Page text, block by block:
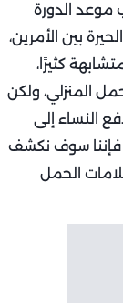
موعد الدورة
بين الأمرين،
كثيرًا،
المنزلي، ولكن
النساء إلى
سوف نكشف
الحمل